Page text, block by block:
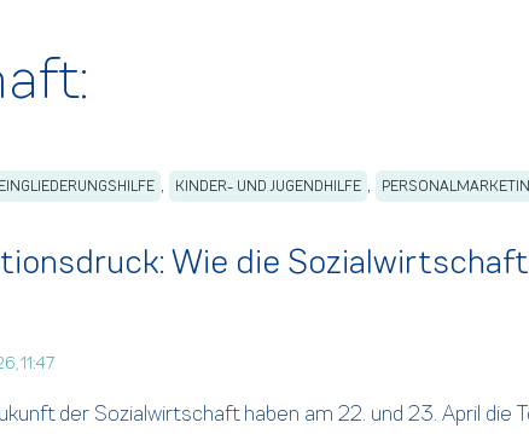
EINGLIEDERUNGSHILFE , KINDER- UND JUGENDHILFE ,
Wie die
11:47
der Sozialwirtschaft haben am 22. und 23. April die